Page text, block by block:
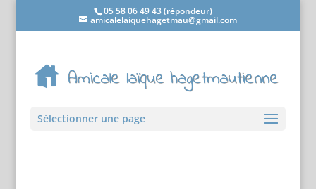
05 58 06 49 43 (répondeur)
amicalelaiquehagetmau@gmail.com
Sélectionner une page